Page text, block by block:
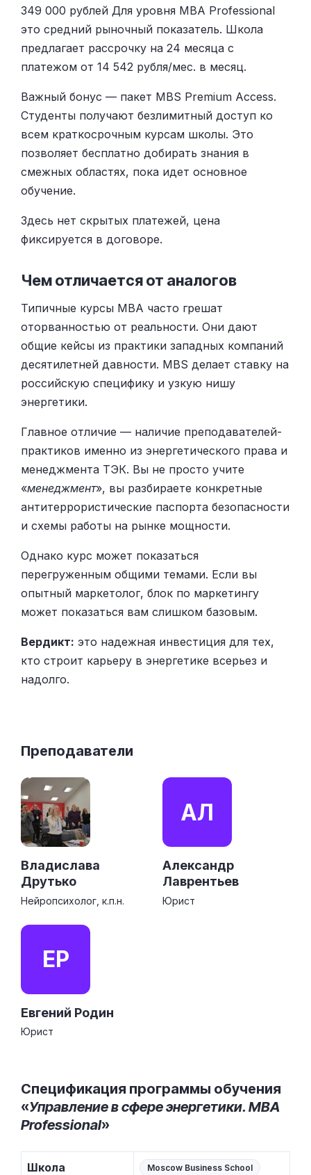
349 000 рублей Для уровня MBA Professional
это средний рыночный показатель. Школа
предлагает рассрочку на 24 месяца с
платежом от 14 542 рубля/мес. в месяц.
Важный бонус — пакет MBS Premium Access.
Студенты получают безлимитный доступ ко
всем краткосрочным курсам школы. Это
позволяет бесплатно добирать знания в
смежных областях, пока идет основное
обучение.
Здесь нет скрытых платежей, цена
фиксируется в договоре.
Чем отличается от аналогов
Типичные курсы MBA часто грешат
оторванностью от реальности. Они дают
общие кейсы из практики западных компаний
десятилетней давности. MBS делает ставку на
российскую специфику и узкую нишу
энергетики.
Главное отличие — наличие преподавателей-
практиков именно из энергетического права и
менеджмента ТЭК. Вы не просто учите
«менеджмент», вы разбираете конкретные
антитеррористические паспорта безопасности
и схемы работы на рынке мощности.
Однако курс может показаться
перегруженным общими темами. Если вы
опытный маркетолог, блок по маркетингу
может показаться вам слишком базовым.
Вердикт: это надежная инвестиция для тех,
кто строит карьеру в энергетике всерьез и
надолго.
Преподаватели
Владислава
Друтько
Нейропсихолог, к.п.н.
АЛ
Александр
Лаврентьев
Юрист
ЕР
Евгений Родин
Юрист
Спецификация программы обучения
«Управление в сфере энергетики. MBA
Professional»
Школа Moscow Business School